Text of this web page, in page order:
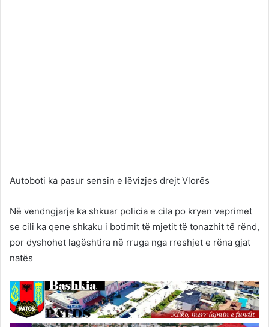
Autoboti ka pasur sensin e lëvizjes drejt Vlorës
Në vendngjarje ka shkuar policia e cila po kryen veprimet
se cili ka qene shkaku i botimit të mjetit të tonazhit të rënd,
por dyshohet lagështira në rruga nga rreshjet e rëna gjat
natës